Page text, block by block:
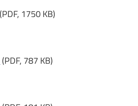
(PDF, 1750 KB)
(PDF, 787 KB)